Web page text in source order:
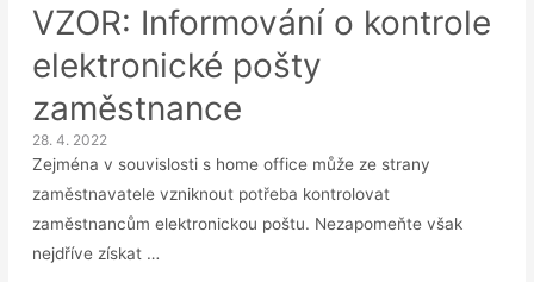
VZOR: Informování o kontrole
elektronické pošty
zaměstnance
28. 4. 2022
Zejména v souvislosti s home office může ze strany
zaměstnavatele vzniknout potřeba kontrolovat
zaměstnancům elektronickou poštu. Nezapomeňte však
nejdříve získat …